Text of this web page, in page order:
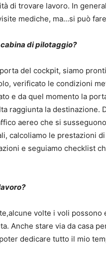
di trovare lavoro. In
mediche, ma…si può
di pilotaggio?
del cockpit, siamo
verificato le condizioni
e da quel momento la
raggiunta la destinazione.
aereo che si
calcoliamo le prestazioni
e seguiamo checklist
volte i voli possono
Anche stare via da casa
dedicare tutto il mio